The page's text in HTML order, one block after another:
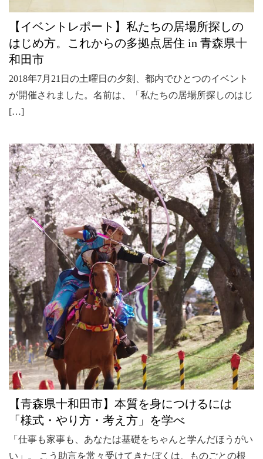
【イベントレポート】私たちの居場所探しの
はじめ方。これからの多拠点居住 in 青森県十
和田市
2018年7月21日の土曜日の夕刻、都内でひとつのイベント
が開催されました。名前は、「私たちの居場所探しのはじ
[…]
【青森県十和田市】本質を身につけるには
「様式・やり方・考え方」を学べ
「仕事も家事も、あなたは基礎をちゃんと学んだほうがい
い」。 こう助言を常々受けてきたぼくは、ものごとの根